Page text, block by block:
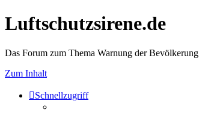
Luftschutzsirene.de
Das Forum zum Thema Warnung der Bevölkerung
Zum Inhalt
Schnellzugriff